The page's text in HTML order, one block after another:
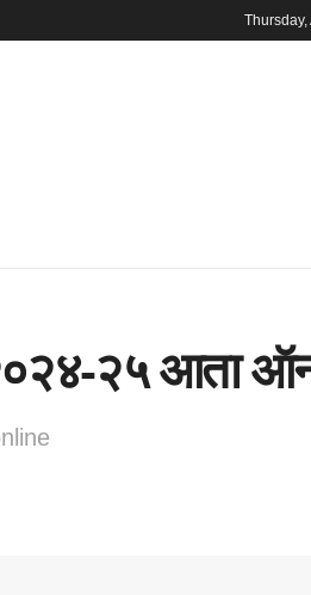
Thursday,
२०२४-२५ आता